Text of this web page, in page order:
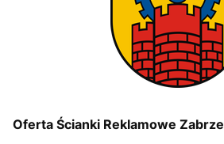
Oferta Ścianki Reklamowe Zabrze